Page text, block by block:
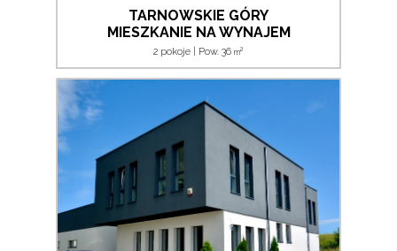
TARNOWSKIE GÓRY
MIESZKANIE NA WYNAJEM
2 pokoje | Pow. 36 m2